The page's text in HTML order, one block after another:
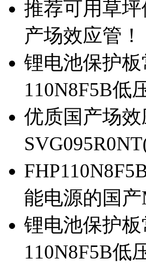
推荐可用草坪
产场效应管！
锂电池保护板
110N8F5B低
优质国产场
能电源的国产
锂电池保护
110N8F5B低